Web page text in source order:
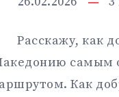
Расскажу, как
самым
Как